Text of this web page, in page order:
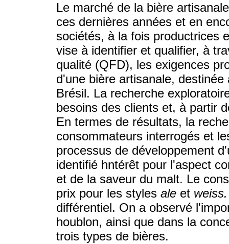
Le marché de la bière
ces dernières années et en
sociétés, à la fois productrices
vise à identifier et qualifier, à
qualité (QFD), les exigences
d'une bière artisanale,
Brésil. La recherche
besoins des clients et, à partir
En termes de résultats, la
consommateurs interrogés et
processus de développement
identifié hntérêt pour l'aspect
et de la saveur du malt. Le
prix pour les styles ale et weiss.
différentiel. On a observé
houblon, ainsi que dans la
trois types de bières.